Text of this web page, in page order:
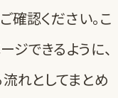
確認ください。こ
ジできるように、
れとしてまとめ